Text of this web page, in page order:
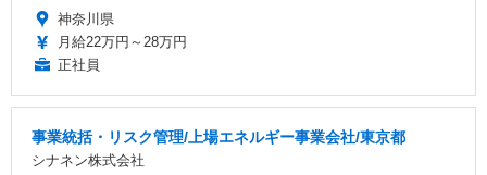
神奈川県
月給22万円～28万円
正社員
事業統括・リスク管理/上場エネルギー事業会社/東京都
シナネン株式会社